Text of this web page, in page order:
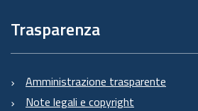
Trasparenza
Amministrazione trasparente
Note legali e copyright